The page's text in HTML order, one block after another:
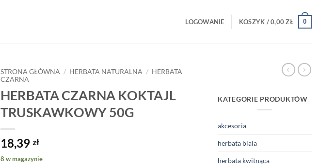
LOGOWANIE KOSZYK /0,00ZŁ 0
STRONA GŁÓWNA / HERBATA NATURALNA / HERBATA
CZARNA
HERBATA CZARNA KOKTAJL
TRUSKAWKOWY 50G
18,39 zł
8 w magazynie
KATEGORIE PRODUKTÓW
akcesoria
herbata biala
herbata kwitnąca